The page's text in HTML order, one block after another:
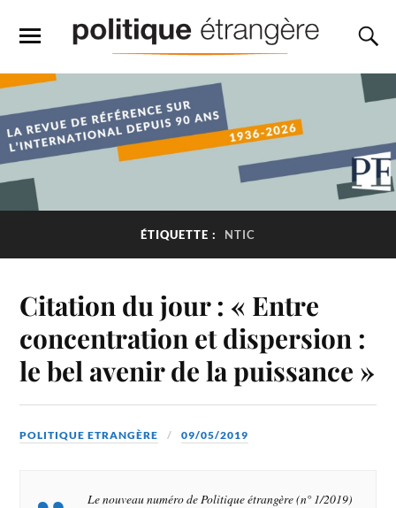
ÉTIQUETTE : NTIC
Citation du jour : « Entre
concentration et dispersion :
le bel avenir de la puissance »
POLITIQUE ETRANGÈRE 09/05/2019
Le nouveau numéro dePolitique étrangère (n° 1/2019)